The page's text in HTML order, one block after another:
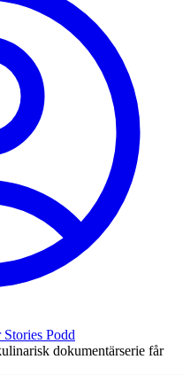
Stories Podd
dokumentärserie får